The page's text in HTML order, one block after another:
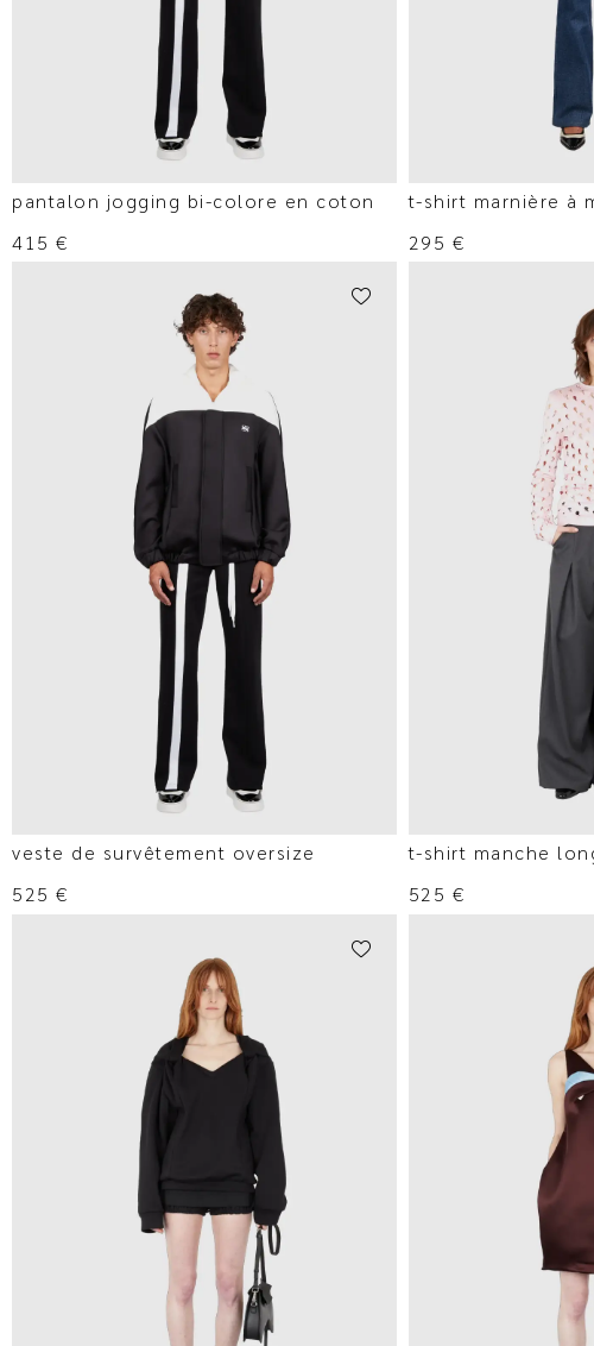
pantalon jogging bi-colore en coton
415 €
t-shirt marnière à
295 €
veste de survêtement oversize
525 €
t-shirt manche
525 €